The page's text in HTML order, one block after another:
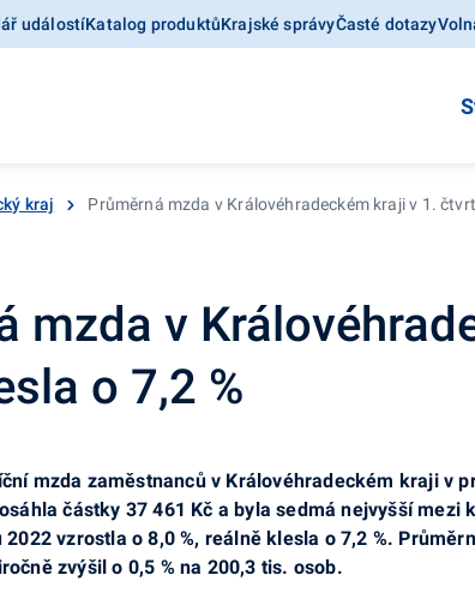
událostíKatalog produktůKrajské správyČasté dotazy
kraj Průměrná mzda v Královéhradeckém kraji v 1.
mzda v
o 7,2 %
mzda zaměstnanců v Královéhradeckém kraji v
částky 37 461 Kč a byla sedmá nejvyšší mezi
vzrostla o 8,0 %, reálně klesla o 7,2 %.
zvýšil o 0,5 % na 200,3 tis. osob.